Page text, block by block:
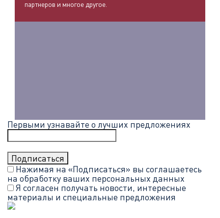
партнеров и многое другое.
Первыми узнавайте о лучших предложениях
Нажимая на «Подписаться» вы соглашаетесь
на обработку ваших персональных данных
Я согласен получать новости, интересные
материалы и специальные предложения